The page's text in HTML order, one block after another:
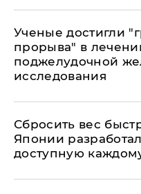
Ученые достигли
прорыва" в
поджелудочной
исследования
Сбросить вес
Японии
доступную